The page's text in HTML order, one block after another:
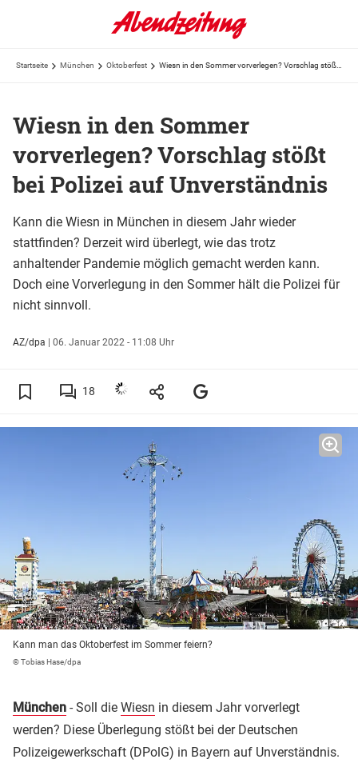
Startseite München Oktoberfest
Wiesn in den Sommer
vorverlegen? Vorschlag stößt
bei Polizei auf Unverständnis
Kann die Wiesn in München in diesem Jahr wieder
stattfinden? Derzeit wird überlegt, wie das trotz
anhaltender Pandemie möglich gemacht werden kann.
Doch eine Vorverlegung in den Sommer hält die Polizei für
nicht sinnvoll.
AZ/dpa | 06. Januar 2022 - 11:08 Uhr
18
Kann man das Oktoberfest im Sommer feiern?
© Tobias Hase/dpa
München - Soll die Wiesn in diesem Jahr vorverlegt
werden? Diese Überlegung stößt bei der Deutschen
Polizeigewerkschaft (DPolG) in Bayern auf Unverständnis.